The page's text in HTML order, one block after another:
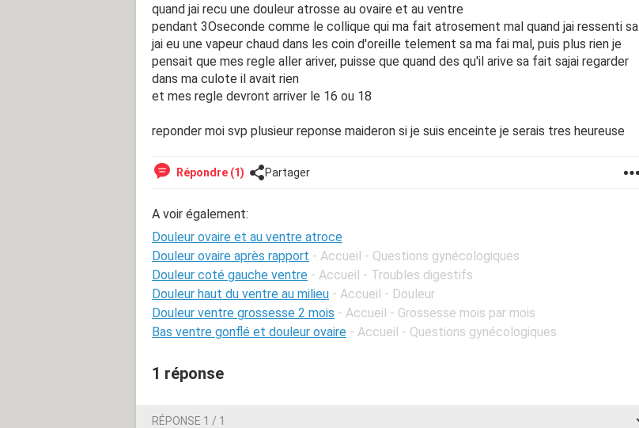
quand jai recu une douleur atrosse au ovaire et au ventre
pendant 3Oseconde comme le collique qui ma fait atrosement mal quand jai ressenti sa
jai eu une vapeur chaud dans les coin d'oreille telement sa ma fai mal, puis plus rien je
pensait que mes regle aller ariver, puisse que quand des qu'il arive sa fait sajai regarder
dans ma culote il avait rien
et mes regle devront arriver le 16 ou 18
reponder moi svp plusieur reponse maideron si je suis enceinte je serais tres heureuse
Répondre (1) Partager
A voir également:
Douleur ovaire et au ventre atroce
Douleur ovaire après rapport - Accueil - Questions gynécologiques
Douleur coté gauche ventre - Accueil - Troubles digestifs
Douleur haut du ventre au milieu - Accueil - Douleur
Douleur ventre grossesse 2 mois - Accueil - Grossesse mois par mois
Bas ventre gonflé et douleur ovaire - Accueil - Questions gynécologiques
1 réponse
RÉPONSE 1 / 1